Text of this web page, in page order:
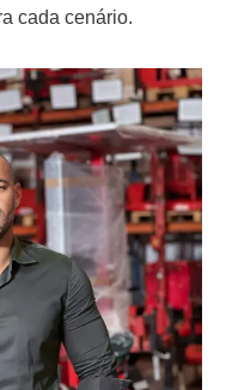
cada cenário.